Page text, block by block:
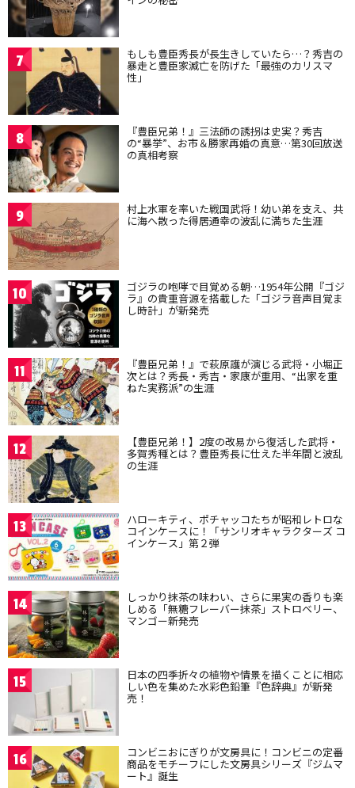
7 もしも豊臣秀長が長生きしていたら…？秀吉の
暴走と豊臣家滅亡を防げた「最強のカリスマ
性」
8 『豊臣兄弟！』三法師の誘拐は史実？秀吉
の“暴挙”、お市＆勝家再婚の真意…第30回放送
の真相考察
9 村上水軍を率いた戦国武将！幼い弟を支え、共
に海へ散った得居通幸の波乱に満ちた生涯
10 ゴジラの咆哮で目覚める朝…1954年公開『ゴジ
ラ』の貴重音源を搭載した「ゴジラ音声目覚ま
し時計」が新発売
11 『豊臣兄弟！』で萩原護が演じる武将・小堀正
次とは？秀長・秀吉・家康が重用、“出家を重
ねた実務派”の生涯
12 【豊臣兄弟！】2度の改易から復活した武将・
多賀秀種とは？豊臣秀長に仕えた半年間と波乱
の生涯
13 ハローキティ、ポチャッコたちが昭和レトロな
コインケースに！「サンリオキャラクターズ コ
インケース」第２弾
14 しっかり抹茶の味わい、さらに果実の香りも楽
しめる「無糖フレーバー抹茶」ストロベリー、
マンゴー新発売
15 日本の四季折々の植物や情景を描くことに相応
しい色を集めた水彩色鉛筆『色辞典』が新発
売！
16 コンビニおにぎりが文房具に！コンビニの定番
商品をモチーフにした文房具シリーズ『ジムマ
ート』誕生